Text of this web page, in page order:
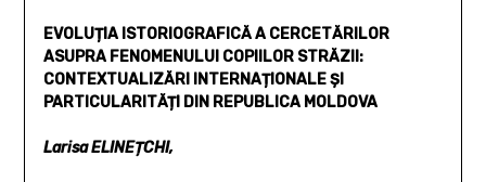
EVOLUȚIA ISTORIOGRAFICĂ A CERCETĂRILOR
ASUPRA FENOMENULUI COPIILOR STRĂZII:
CONTEXTUALIZĂRI INTERNAȚIONALE ȘI
PARTICULARITĂȚI DIN REPUBLICA MOLDOVA
Larisa ELINEȚCHI,